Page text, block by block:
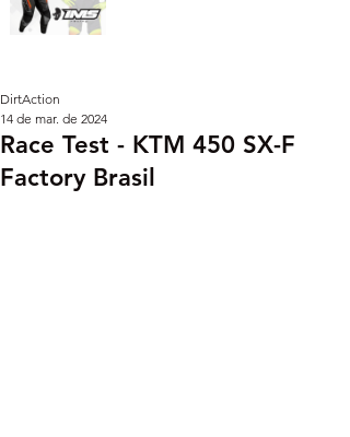
Race Test - KTM 450 SX-F
Factory Brasil
DirtAction
14 de mar. de 2024